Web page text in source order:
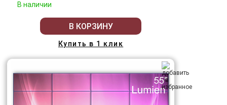
В наличии
В КОРЗИНУ
Купить в 1 клик